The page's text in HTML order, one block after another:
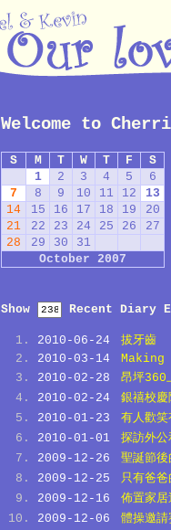
Welcome to
S M T W T F
S
1
2 3 4 5
6
7
8 9 10 11 12
13
14
15 16 17 18 19
20
21
22 23 24 25 26
27
28
29 30
31
October 2007
Show Recent Diary
2010-06-24
拔牙齒
2010-03-14
2010-02-28
昂坪360
2010-02-24
銀禧校慶
2010-01-23
有人歡笑
2010-01-01
探訪外公
2009-12-26
聖誕節後
2009-12-25
只有爸
2009-12-16
佈置家居
2009-12-06
體操邀請